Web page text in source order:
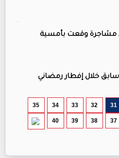
مشاجرة وقعت بأمسية
خلال إفطار رمضاني
31
32
33
34
35
37
38
39
40